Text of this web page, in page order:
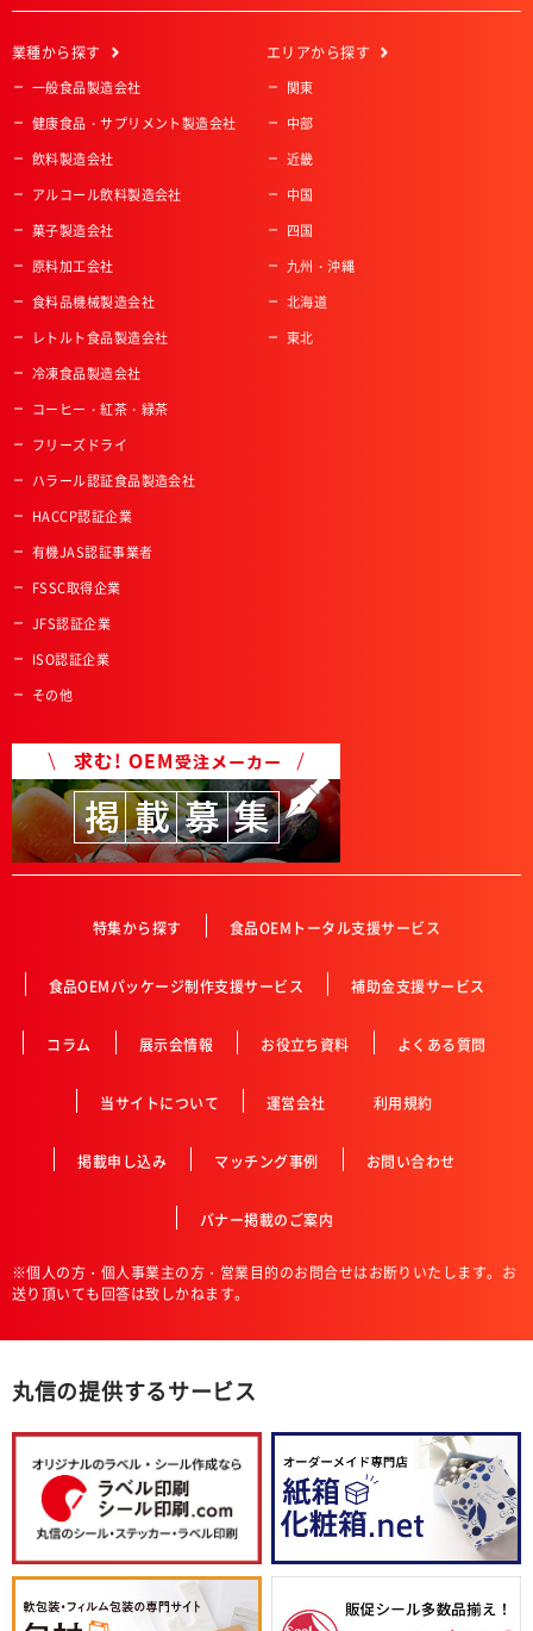
業種から探す
一般食品製造会社
健康食品・サプリメント製造会社
飲料製造会社
アルコール飲料製造会社
菓子製造会社
原料加工会社
食料品機械製造会社
レトルト食品製造会社
冷凍食品製造会社
コーヒー・紅茶・緑茶
フリーズドライ
ハラール認証食品製造会社
HACCP認証企業
有機JAS認証事業者
FSSC取得企業
JFS認証企業
ISO認証企業
その他
エリアから探す
関東
中部
近畿
中国
四国
九州・沖縄
北海道
東北
特集から探す 食品OEMトータル支援サービス
食品OEMパッケージ制作支援サービス 補助金支援サービス
コラム 展示会情報 お役立ち資料 よくある質問
当サイトについて 運営会社 利用規約
掲載申し込み マッチング事例 お問い合わせ
バナー掲載のご案内
※個人の方・個人事業主の方・営業目的のお問合せはお断りいたします。お
送り頂いても回答は致しかねます。
丸信の提供するサービス